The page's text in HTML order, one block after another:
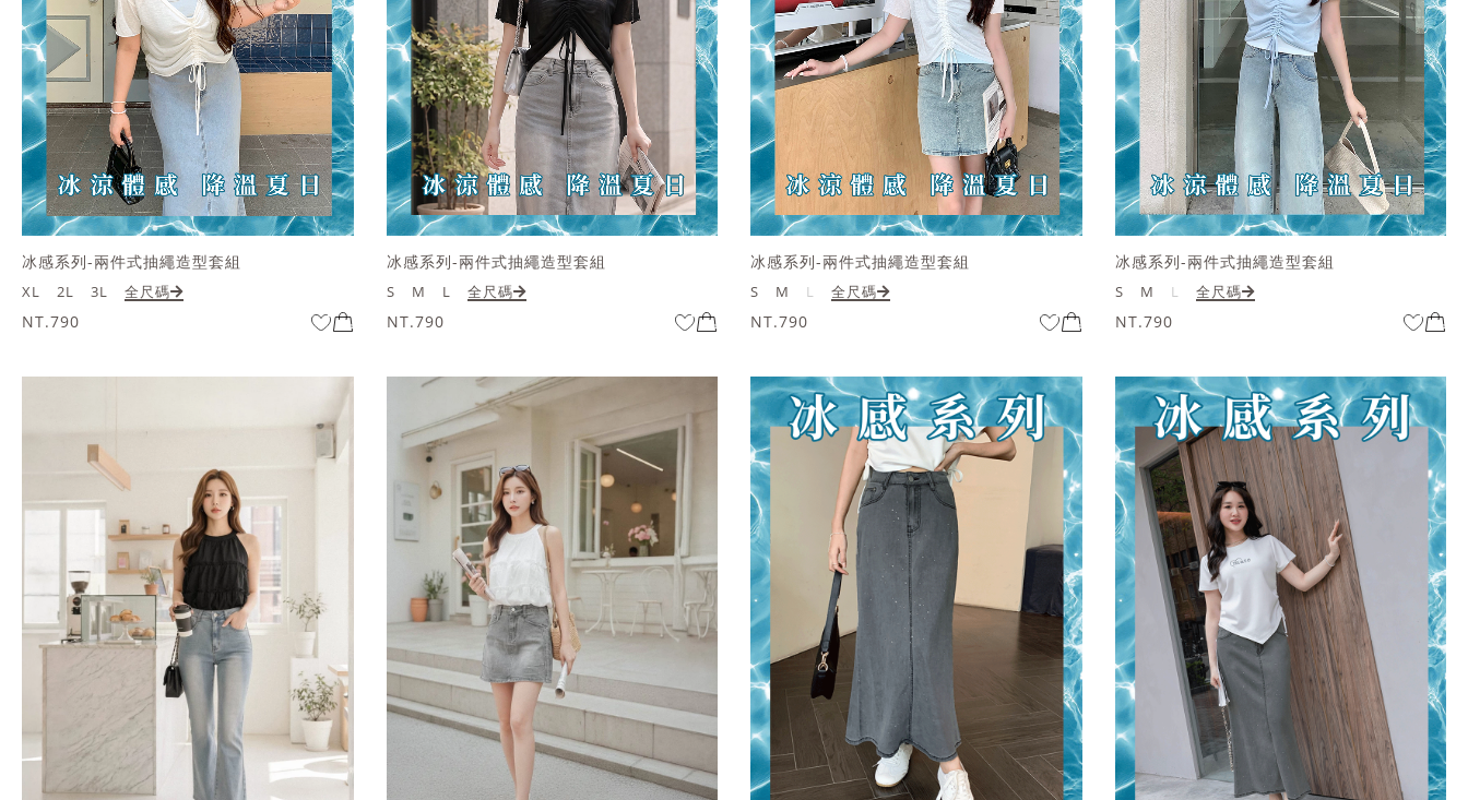
冰感系列-兩件式抽繩造型套組
XL 2L 3L 全尺碼
NT.790
冰感系列-兩件式抽繩造型套組
S M L 全尺碼
NT.790
冰感系列-兩件式抽繩造型套組
S M L 全尺碼
NT.790
冰感系列-兩件式抽繩造型套組
S M L 全尺碼
NT.790